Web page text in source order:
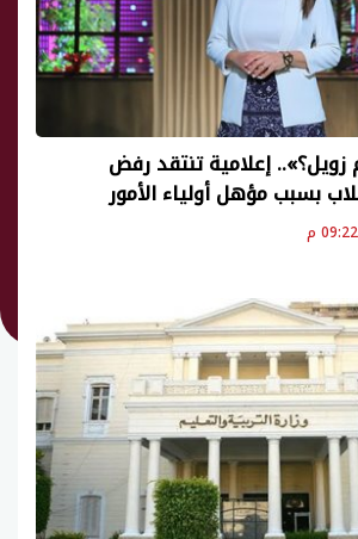
إعلامية تنتقد رفض
بسبب مؤهل أولياء الأمور